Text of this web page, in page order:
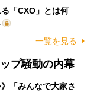
「CXO」とは何
一覧を見る
プ騒動の内幕
「みんなで大家さ